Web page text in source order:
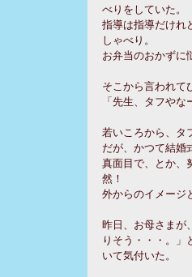
べりをしていた。
指導は指導だけれ
しゃべり。
お弁当のおかずに
そこから言われて
「先生、タフやな
若いころから、タ
だが、かつて結婚
真面目で、とか、
然！
外からのイメージ
昨日、お母さまが
りそう・・・。」
いて気付いた。